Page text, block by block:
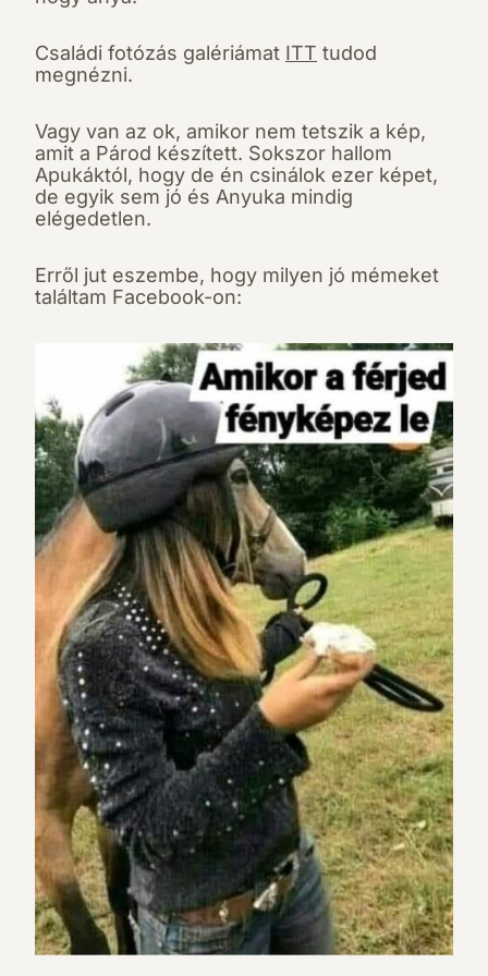
Családi fotózás galériámat ITT tudod
megnézni.
Vagy van az ok, amikor nem tetszik a kép,
amit a Párod készített. Sokszor hallom
Apukáktól, hogy de én csinálok ezer képet,
de egyik sem jó és Anyuka mindig
elégedetlen.
Erről jut eszembe, hogy milyen jó mémeket
találtam Facebook-on: